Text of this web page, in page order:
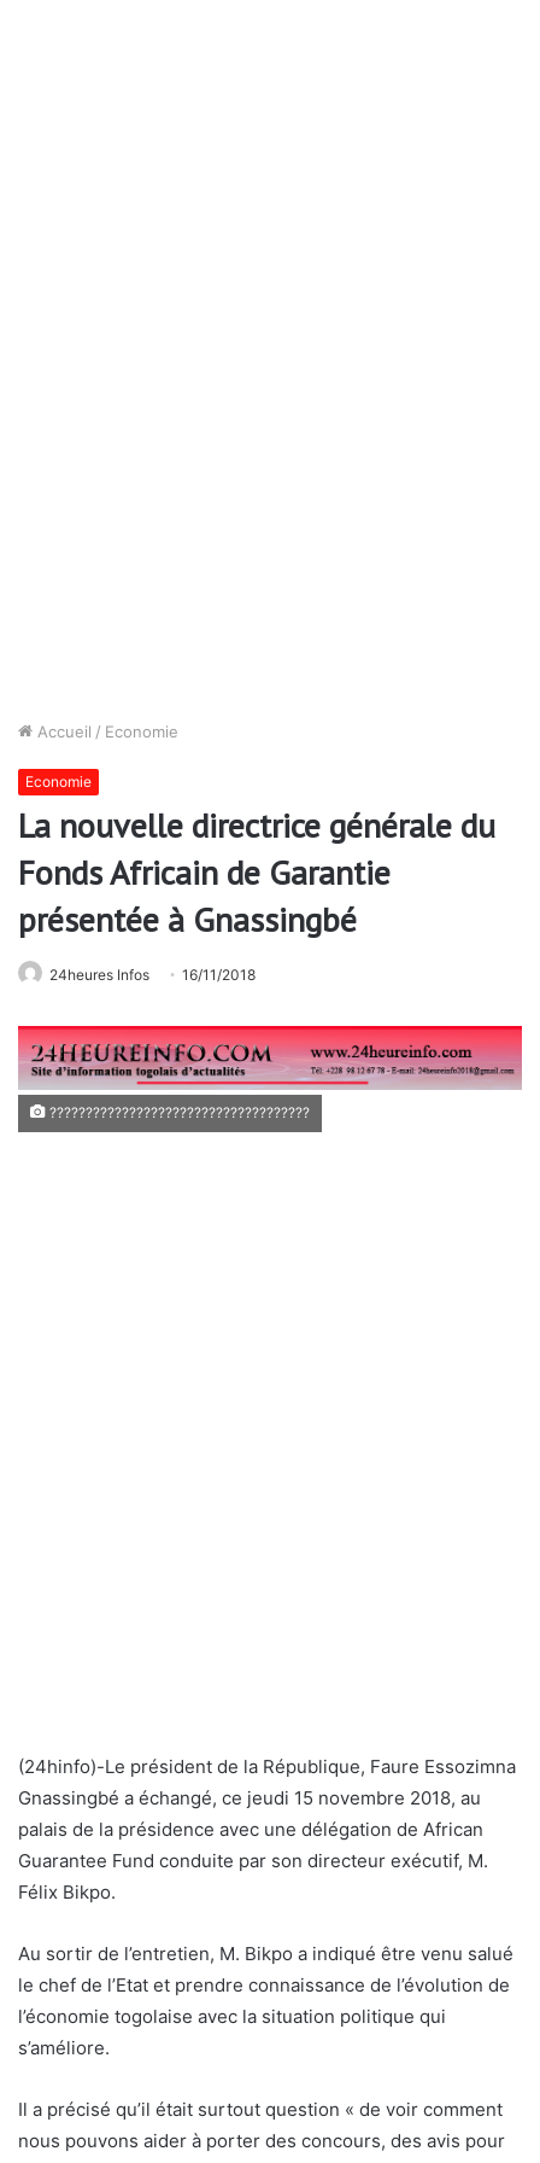
Accueil / Economie
Economie
La nouvelle directrice générale du
Fonds Africain de Garantie
présentée à Gnassingbé
24heures Infos 16/11/2018
????????????????????????????????????
(24hinfo)-Le président de la République, Faure Essozimna
Gnassingbé a échangé, ce jeudi 15 novembre 2018, au
palais de la présidence avec une délégation de African
Guarantee Fund conduite par son directeur exécutif, M.
Félix Bikpo.
Au sortir de l’entretien, M. Bikpo a indiqué être venu salué
le chef de l’Etat et prendre connaissance de l’évolution de
l’économie togolaise avec la situation politique qui
s’améliore.
Il a précisé qu’il était surtout question « de voir comment
nous pouvons aider à porter des concours, des avis pour